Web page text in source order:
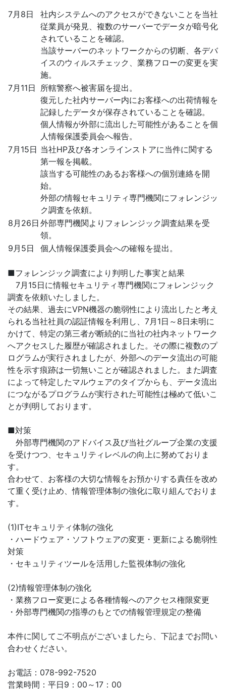
7月8日
社内システムへのアクセスができないことを当社
従業員が発見、複数のサーバーでデータが暗号化
されていることを確認。
当該サーバーのネットワークからの切断、各デバ
イスのウィルスチェック、業務フローの変更を実
施。
7月11日 所轄警察へ被害届を提出。
復元した社内サーバー内にお客様への出荷情報を
記録したデータが保存されていることを確認。
個人情報が外部に流出した可能性があることを個
人情報保護委員会へ報告。
7月15日 当社HP及び各オンラインストアに当件に関する
第一報を掲載。
該当する可能性のあるお客様への個別連絡を開
始。
外部の情報セキュリティ専門機関にフォレンジッ
ク調査を依頼。
8月26日 外部専門機関よりフォレンジック調査結果を受
領。
9月5日
個人情報保護委員会への確報を提出。
■フォレンジック調査により判明した事実と結果
7月15日に情報セキュリティ専門機関にフォレンジック
調査を依頼いたしました。
その結果、過去にVPN機器の脆弱性により流出したと考え
られる当社社員の認証情報を利用し、7月1日～8日未明に
かけて、特定の第三者が断続的に当社の社内ネットワーク
へアクセスした履歴が確認されました。その際に複数のプ
ログラムが実行されましたが、外部へのデータ流出の可能
性を示す痕跡は一切無いことが確認されました。また調査
によって特定したマルウェアのタイプからも、データ流出
につながるプログラムが実行された可能性は極めて低いこ
とが判明しております。
■対策
外部専門機関のアドバイス及び当社グループ企業の支援
を受けつつ、セキュリティレベルの向上に努めておりま
す。
合わせて、お客様の大切な情報をお預かりする責任を改め
て重く受け止め、情報管理体制の強化に取り組んでおりま
す。
(1)ITセキュリティ体制の強化
・ハードウェア・ソフトウェアの変更・更新による脆弱性
対策
・セキュリティツールを活用した監視体制の強化
(2)情報管理体制の強化
・業務フロー変更による各種情報へのアクセス権限変更
・外部専門機関の指導のもとでの情報管理規定の整備
本件に関してご不明点がございましたら、下記までお問い
合わせください。
お電話：078-992-7520
営業時間：平日9：00～17：00